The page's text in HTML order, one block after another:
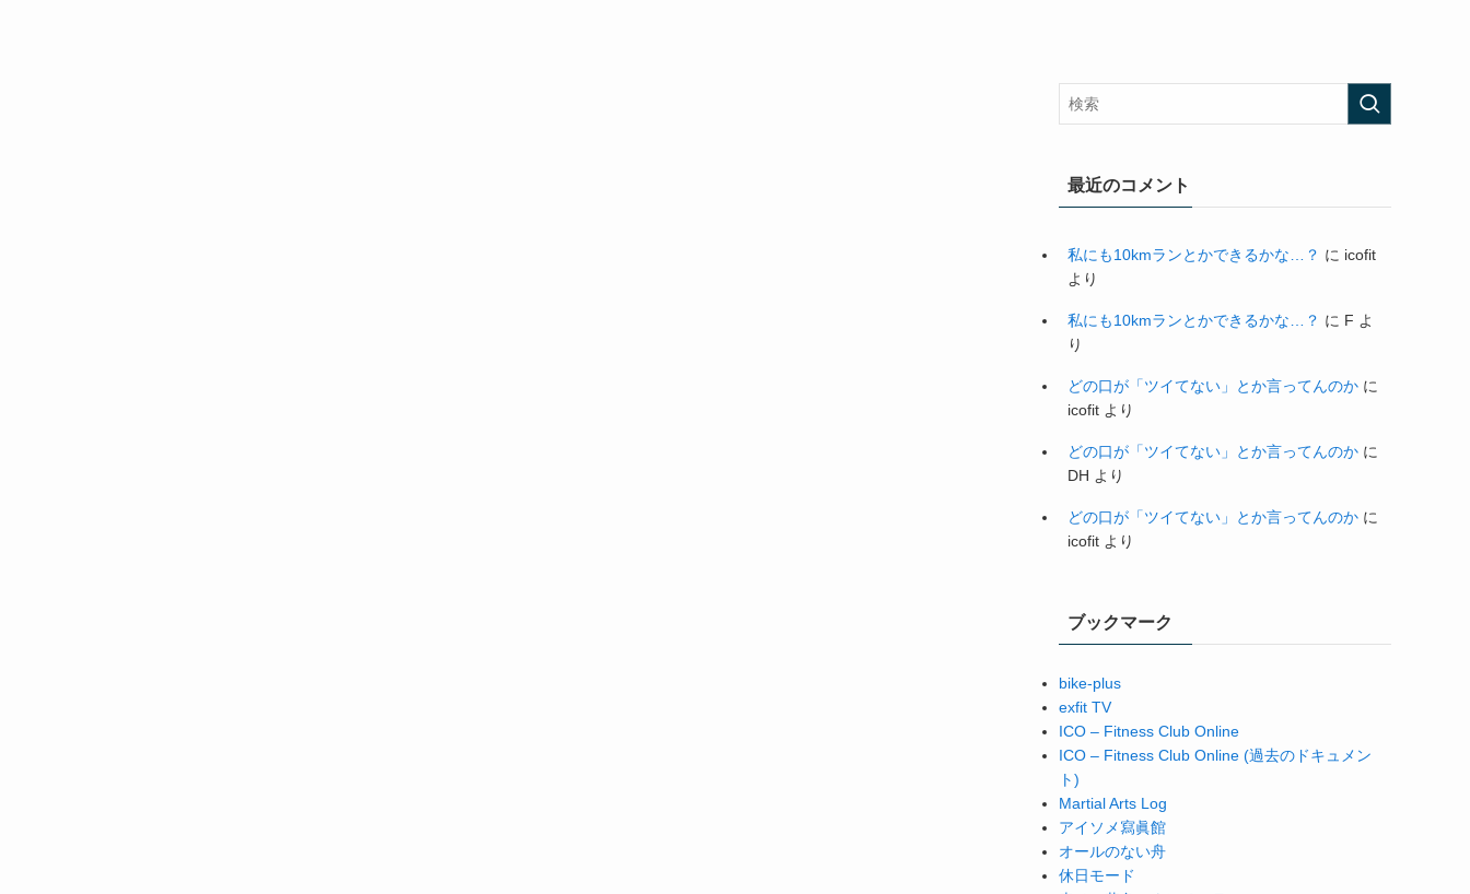
最近のコメント
私にも10kmランとかできるかな…？ に icofit
より
私にも10kmランとかできるかな…？ に F よ
り
どの口が「ツイてない」とか言ってんのか に
icofit より
どの口が「ツイてない」とか言ってんのか に
DH より
どの口が「ツイてない」とか言ってんのか に
icofit より
ブックマーク
bike-plus
exfit TV
ICO – Fitness Club Online
ICO – Fitness Club Online (過去のドキュメン
ト)
Martial Arts Log
アイソメ寫眞館
オールのない舟
休日モード